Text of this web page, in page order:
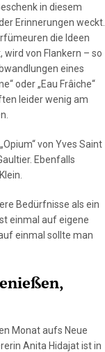
in diesem
Erinnerungen weckt.
die Ideen
von Flankern – so
eines
oder „Eau Frâiche“
leider wenig am
von Yves Saint
Ebenfalls
Bedürfnisse als ein
einmal auf eigene
einmal sollte man
Monat aufs Neue
Anita Hidajat ist in